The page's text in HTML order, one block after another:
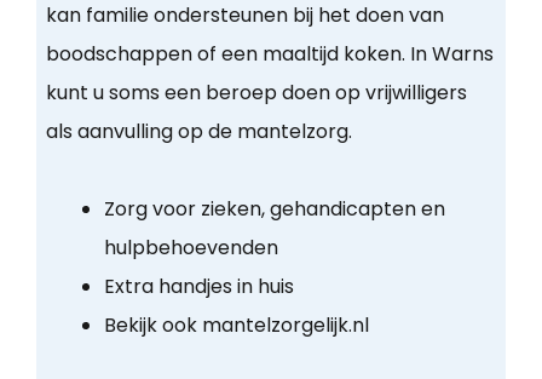
kan familie ondersteunen bij het doen van
boodschappen of een maaltijd koken. In Warns
kunt u soms een beroep doen op vrijwilligers
als aanvulling op de mantelzorg.
Zorg voor zieken, gehandicapten en
hulpbehoevenden
Extra handjes in huis
Bekijk ook mantelzorgelijk.nl